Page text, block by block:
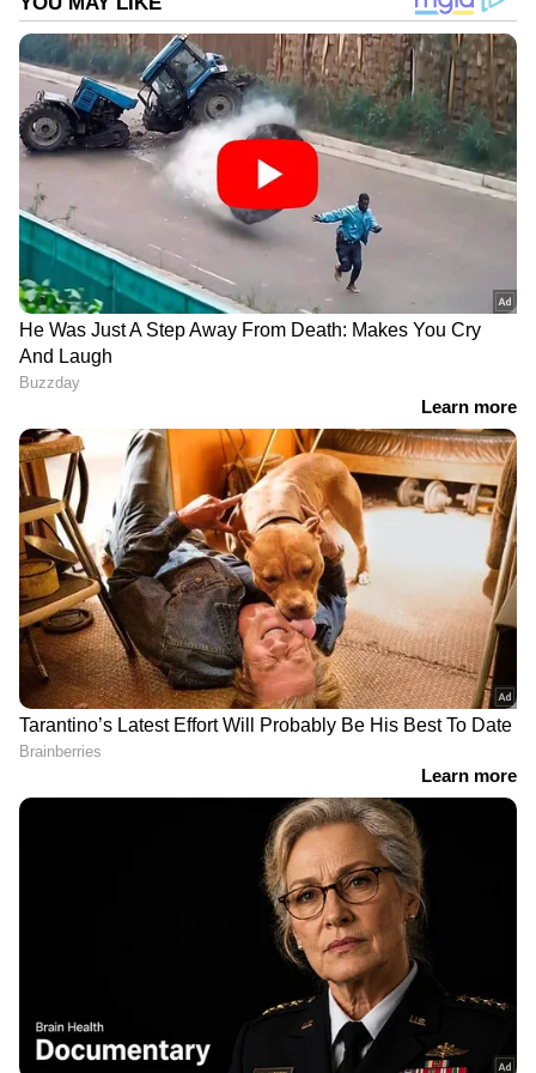
ടെസ്റ്റില്‍ ഇന്ത്യയെ നയിക്കുക.
രോഹിത്തിനോട് വിയോജിപ്പ്,
ഞാനായിരുന്നെങ്കില്‍ ആദ്യ ടെസ്റ്റില്‍
കളിക്കുമായിരുന്നു: സൗരവ് ഗാംഗുലി
DOWNLOAD APP
ഏഷ്യാനെറ്റ് ന്യൂസ് മലയാളത്തിലൂടെ
News
നിമിഷങ്ങൾ, മത്സരം കഴിഞ്ഞുള്ള
വിശകലനങ്ങൾ — എല്ലാം ഇപ്പോൾAsianet
News Malayalamമലയാളത്തിൽ തന്നെ!